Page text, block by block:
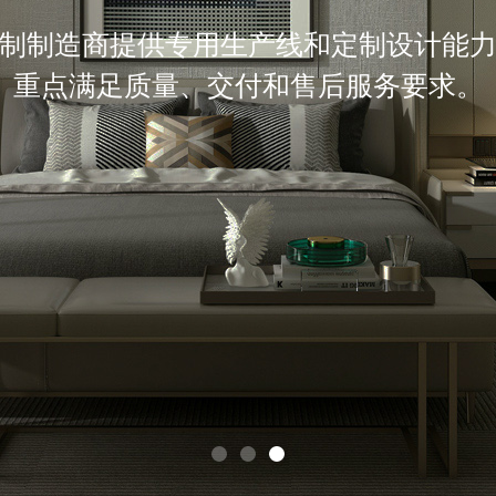
制造商提供专用生产线和定制设计能
重点满足质量、交付和售后服务要求。